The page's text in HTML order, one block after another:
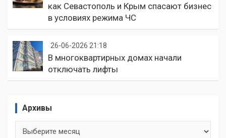
как Севастополь и Крым спасают бизнес
в условиях режима ЧС
26-06-2026 21:18
В многоквартирных домах начали
отключать лифты
Архивы